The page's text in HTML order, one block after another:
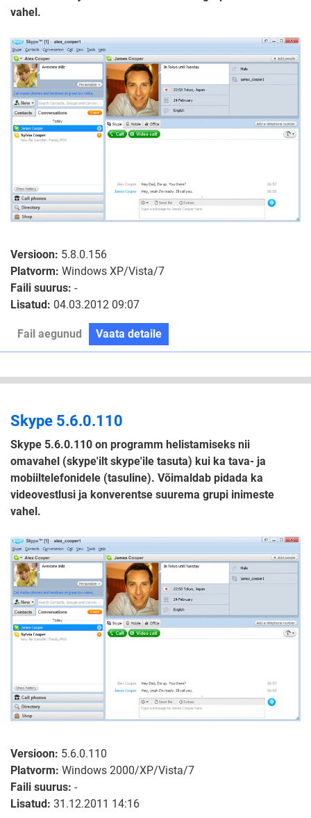
vahel.
Versioon: 5.8.0.156
Platvorm: Windows XP/Vista/7
Faili suurus: -
Lisatud: 04.03.2012 09:07
Fail aegunud Vaata detaile
Skype 5.6.0.110
Skype 5.6.0.110 on programm helistamiseks nii
omavahel (skype'ilt skype'ile tasuta) kui ka tava- ja
mobiiltelefonidele (tasuline). Võimaldab pidada ka
videovestlusi ja konverentse suurema grupi inimeste
vahel.
Versioon: 5.6.0.110
Platvorm: Windows 2000/XP/Vista/7
Faili suurus: -
Lisatud: 31.12.2011 14:16